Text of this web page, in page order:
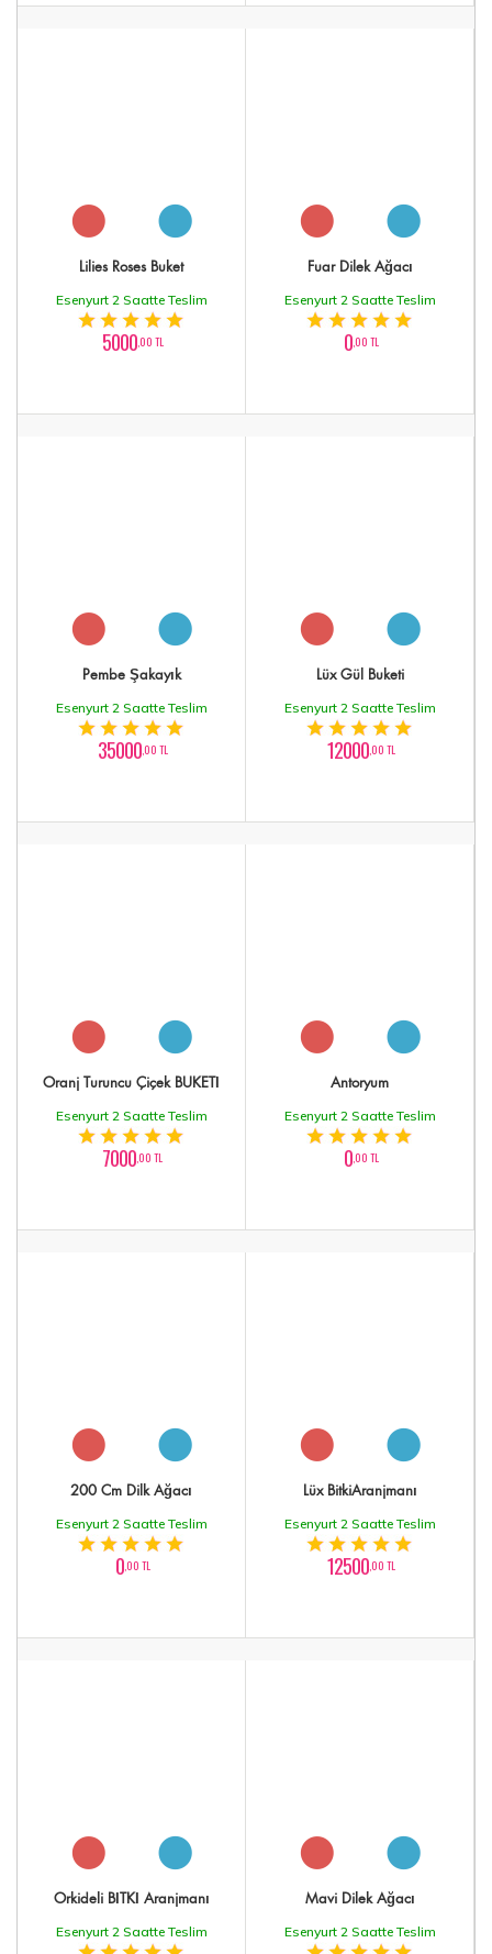
Lilies Roses Buket
Esenyurt 2 Saatte Teslim
5000,00 TL
Fuar Dilek Ağacı
Esenyurt 2 Saatte Teslim
0,00 TL
Pembe Şakayık
Esenyurt 2 Saatte Teslim
35000,00 TL
Lüx Gül Buketi
Esenyurt 2 Saatte Teslim
12000,00 TL
Oranj Turuncu Çiçek BUKETİ
Esenyurt 2 Saatte Teslim
7000,00 TL
Antoryum
Esenyurt 2 Saatte Teslim
0,00 TL
200 Cm Dilk Ağacı
Esenyurt 2 Saatte Teslim
0,00 TL
Lüx BitkiAranjmanı
Esenyurt 2 Saatte Teslim
12500,00 TL
Orkideli BİTKİ Aranjmanı
Esenyurt 2 Saatte Teslim
Mavi Dilek Ağacı
Esenyurt 2 Saatte Teslim